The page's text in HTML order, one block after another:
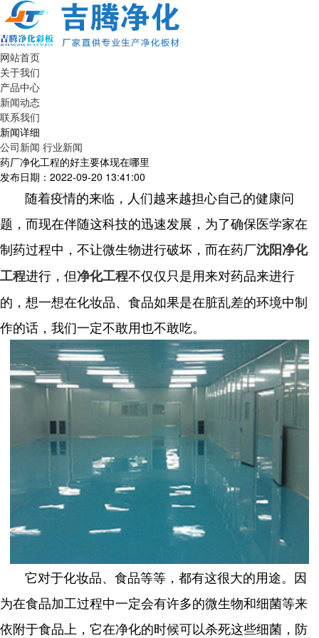
网站首页
关于我们
产品中心
新闻动态
联系我们
新闻详细
公司新闻 行业新闻
药厂净化工程的好主要体现在哪里
发布日期：2022-09-20 13:41:00
随着疫情的来临，人们越来越担心自己的健康问
题，而现在伴随这科技的迅速发展，为了确保医学家在
制药过程中，不让微生物进行破坏，而在药厂沈阳净化
工程进行，但净化工程不仅仅只是用来对药品来进行
的，想一想在化妆品、食品如果是在脏乱差的环境中制
作的话，我们一定不敢用也不敢吃。
它对于化妆品、食品等等，都有这很大的用途。因
为在食品加工过程中一定会有许多的微生物和细菌等来
依附于食品上，它在净化的时候可以杀死这些细菌，防